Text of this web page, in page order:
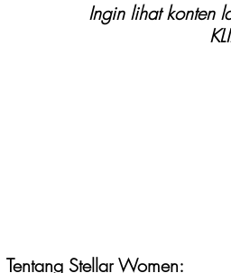
Ingin lihat konten
Tentang Stellar Women: